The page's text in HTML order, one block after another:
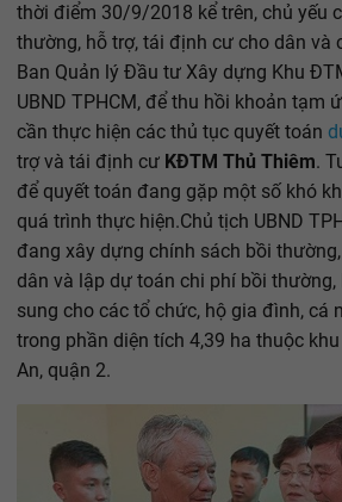
thời điểm 30/9/2018 kể trên, chủ yếu
thường, hỗ trợ, tái định cư cho dân và
Ban Quản lý Đầu tư Xây dựng Khu
UBND TPHCM, để thu hồi khoản tạm
cần thực hiện các thủ tục quyết toán
trợ và tái định cư KĐTM Thủ Thiêm.
để quyết toán đang gặp một số khó
quá trình thực hiện.Chủ tịch UBND
đang xây dựng chính sách bồi
dân và lập dự toán chi phí bồi
sung cho các tổ chức, hộ gia đình, cá
trong phần diện tích 4,39 ha thuộc
An, quận 2.